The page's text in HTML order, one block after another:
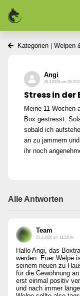
Kategorien Welpen
Angi
25.3.2026 um
Stress in der
Meine 11 Wochen
Box gestresst.
sobald ich
an zu jammern
ihr noch
Alle Antworten
Team
25.3.2026 um 11:22Uhr
Hallo Angi, das
werden. Euer Welpe
seinem neuen zu
für die Gewöhnung
erst einmal positiv
und nach immer